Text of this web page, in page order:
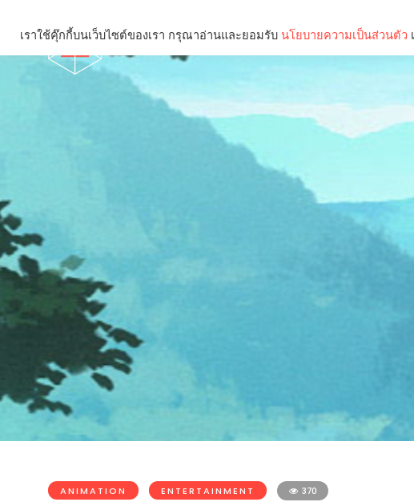
ANIMATION ENTERTAINMENT 370
เราใช้คุ๊กกี้บนเว็บไซต์ของเรา กรุณาอ่านและยอมรับ นโยบายความเป็นส่วนตัว